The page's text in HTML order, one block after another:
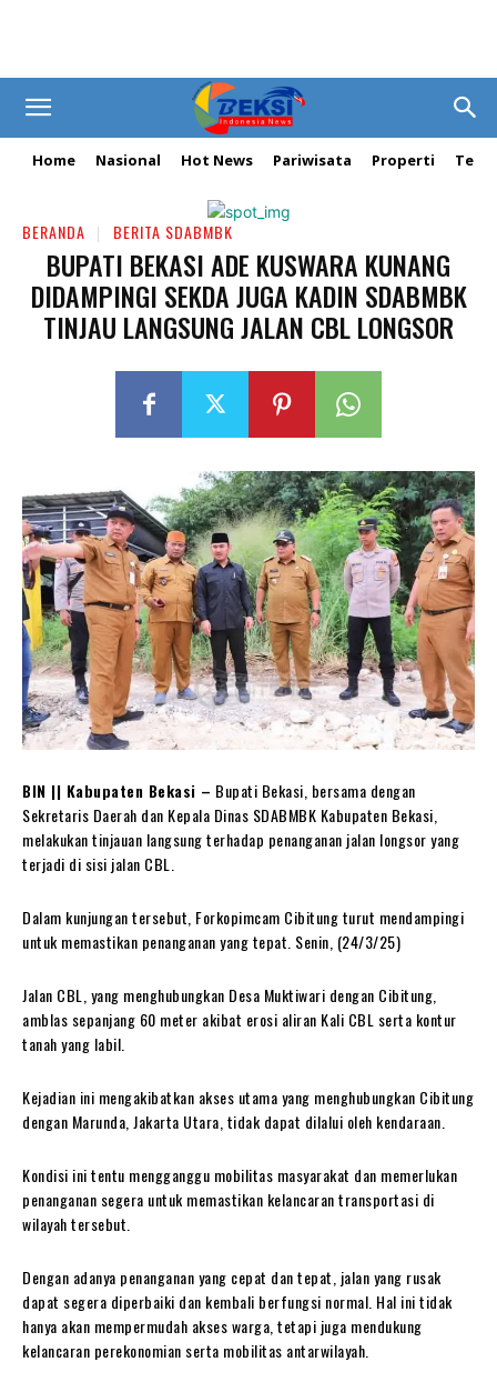
Home Nasional Hot News Pariwisata Properti
BERANDA BERITA SDABMBK
BUPATI BEKASI ADE KUSWARA KUNANG
DIDAMPINGI SEKDA JUGA KADIN SDABMBK
TINJAU LANGSUNG JALAN CBL LONGSOR
BIN || Kabupaten Bekasi – Bupati Bekasi, bersama dengan
Sekretaris Daerah dan Kepala Dinas SDABMBK Kabupaten Bekasi,
melakukan tinjauan langsung terhadap penanganan jalan longsor yang
terjadi di sisi jalan CBL.
Dalam kunjungan tersebut, Forkopimcam Cibitung turut mendampingi
untuk memastikan penanganan yang tepat. Senin, (24/3/25)
Jalan CBL, yang menghubungkan Desa Muktiwari dengan Cibitung,
amblas sepanjang 60 meter akibat erosi aliran Kali CBL serta kontur
tanah yang labil.
Kejadian ini mengakibatkan akses utama yang menghubungkan Cibitung
dengan Marunda, Jakarta Utara, tidak dapat dilalui oleh kendaraan.
Kondisi ini tentu mengganggu mobilitas masyarakat dan memerlukan
penanganan segera untuk memastikan kelancaran transportasi di
wilayah tersebut.
Dengan adanya penanganan yang cepat dan tepat, jalan yang rusak
dapat segera diperbaiki dan kembali berfungsi normal. Hal ini tidak
hanya akan mempermudah akses warga, tetapi juga mendukung
kelancaran perekonomian serta mobilitas antarwilayah.